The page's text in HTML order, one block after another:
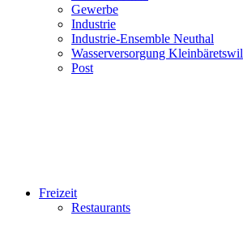
Gewerbe
Industrie
Industrie-Ensemble Neuthal
Wasserversorgung Kleinbäretswil
Post
Freizeit
Restaurants